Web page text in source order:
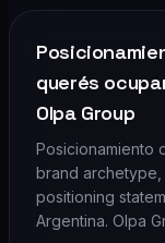
querés
Olpa Group
Posicionamiento
brand archetype,
positioning
Argentina. Olpa